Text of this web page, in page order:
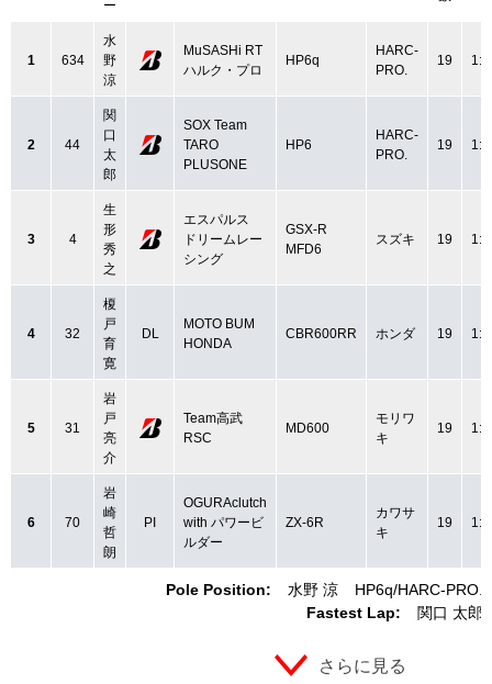
ー
Pole Position: 水野 涼 HP6q HARC-PRO.
Fastest Lap:
関口 太郎
1 634
水
野
涼
MuSASHi RT
ハルク・プロ
HP6q
HARC-
PRO.
19
2 44
関
口
太
郎
SOX Team
TARO
PLUSONE
HP6
HARC-
PRO.
19
3 4
生
形
秀
之
エスパルス
ドリームレー
シング
GSX-R
MFD6
スズキ 19
4 32
榎
戸
育
寛
DL
MOTO BUM
HONDA
CBR600RR ホンダ 19
5 31
岩
戸
亮
介
Team高武
RSC
MD600
モリワ
キ
19
6 70
岩
崎
哲
朗
PI
OGURAclutch
with パワービ
ルダー
ZX-6R
カワサ
キ
19
さらに見る